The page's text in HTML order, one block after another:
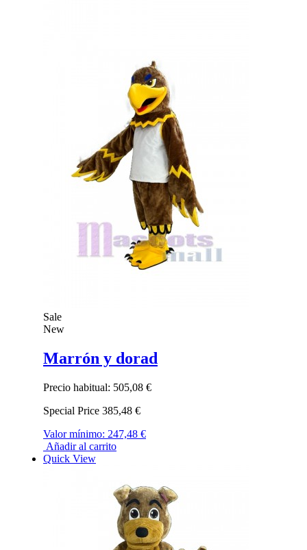
Sale
New
Marrón y dorad
Precio habitual: 505,08 €
Special Price 385,48 €
Valor mínimo: 247,48 €
Añadir al carrito
Quick View